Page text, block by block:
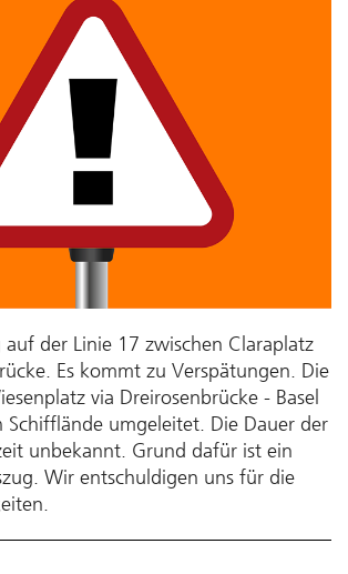
auf der Linie 17 zwischen Claraplatz
Es kommt zu Verspätungen. Die
via Dreirosenbrücke - Basel
Schifflände umgeleitet. Die Dauer der
unbekannt. Grund dafür ist ein
Wir entschuldigen uns für die